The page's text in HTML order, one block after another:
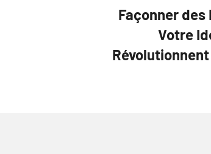
Façonner
Votre